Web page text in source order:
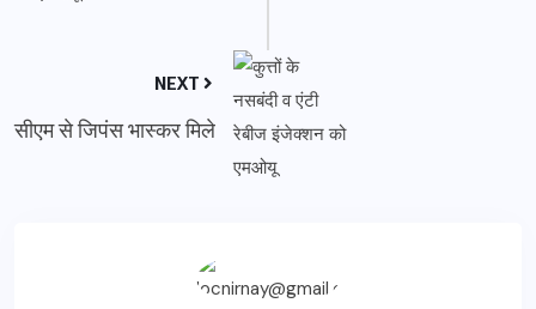
NEXT
सीएम से जिपंस भास्कर मिले